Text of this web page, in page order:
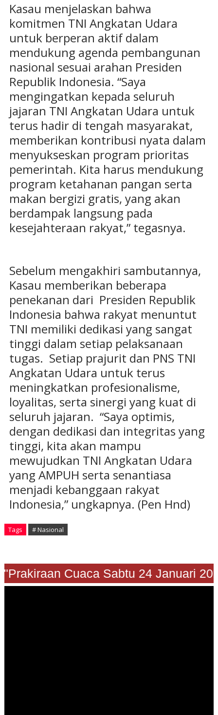
Kasau menjelaskan bahwa
komitmen TNI Angkatan Udara
untuk berperan aktif dalam
mendukung agenda pembangunan
nasional sesuai arahan Presiden
Republik Indonesia. “Saya
mengingatkan kepada seluruh
jajaran TNI Angkatan Udara untuk
terus hadir di tengah masyarakat,
memberikan kontribusi nyata dalam
menyukseskan program prioritas
pemerintah. Kita harus mendukung
program ketahanan pangan serta
makan bergizi gratis, yang akan
berdampak langsung pada
kesejahteraan rakyat,” tegasnya.
Sebelum mengakhiri sambutannya,
Kasau memberikan beberapa
penekanan dari Presiden Republik
Indonesia bahwa rakyat menuntut
TNI memiliki dedikasi yang sangat
tinggi dalam setiap pelaksanaan
tugas. Setiap prajurit dan PNS TNI
Angkatan Udara untuk terus
meningkatkan profesionalisme,
loyalitas, serta sinergi yang kuat di
seluruh jajaran. “Saya optimis,
dengan dedikasi dan integritas yang
tinggi, kita akan mampu
mewujudkan TNI Angkatan Udara
yang AMPUH serta senantiasa
menjadi kebanggaan rakyat
Indonesia,” ungkapnya. (Pen Hnd)
Tags # Nasional
Cuaca Sabtu 24 Januari